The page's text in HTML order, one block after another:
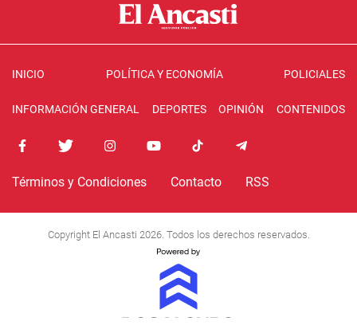
INICIO POLÍTICA Y ECONOMÍA POLICIALES
INFORMACIÓN GENERAL DEPORTES OPINIÓN CONTENIDOS
Términos y Condiciones Contacto RSS
Copyright El Ancasti 2026. Todos los derechos reservados.